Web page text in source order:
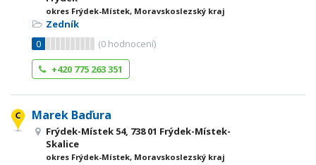
okres Frýdek-Místek, Moravskoslezský kraj
Zedník
0
(0 hodnocení)
+420 775 263 351
Marek Baďura
Frýdek-Místek 54, 738 01 Frýdek-Místek-
Skalice
okres Frýdek-Místek, Moravskoslezský kraj